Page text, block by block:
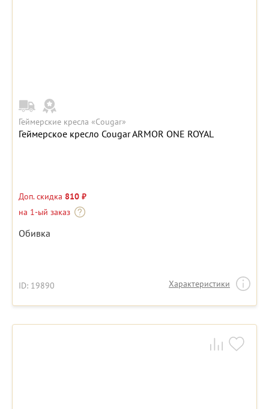
Геймерские кресла «Cougar»
Геймерское кресло Cougar ARMOR ONE ROYAL
Доп. скидка 810 ₽
на 1-ый заказ
Обивка
ID: 19890 Характеристики